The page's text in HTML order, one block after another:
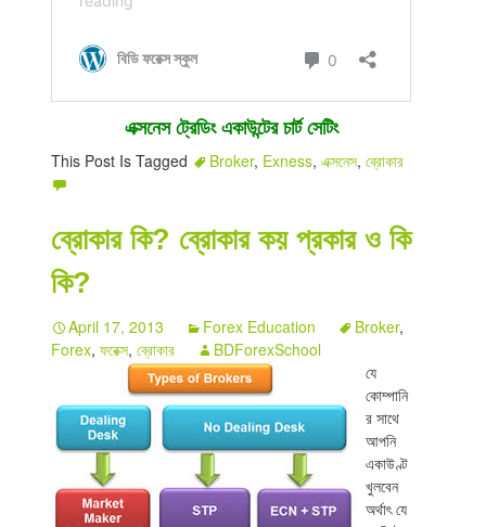
এক্সনেস ট্রেডিং একাউন্টের চার্ট সেটিং
This Post Is Tagged
Broker, Exness,এক্সনেস,ব্রোকার
ব্রোকার কি? ব্রোকার কয় প্রকার ও কি
কি?
April 17, 2013 Forex Education Broker,
Forex,ফরেক্স,ব্রোকার
BDForexSchool
যে
কোম্পানি
র সাথে
আপনি
একাউণ্ট
খুলবেন
অর্থাৎ যে